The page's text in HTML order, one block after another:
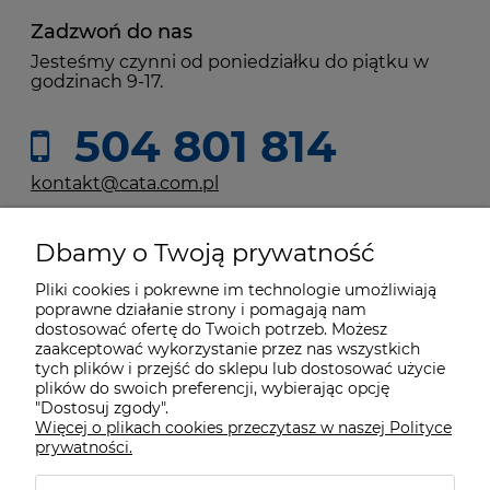
Zadzwoń do nas
Jesteśmy czynni od poniedziałku do piątku w
godzinach 9-17.
504 801 814
kontakt@cata.com.pl
Moje konto
Płatności i dostawa
Informacje
O nas
Dbamy o Twoją prywatność
Pliki cookies i pokrewne im technologie umożliwiają
poprawne działanie strony i pomagają nam
dostosować ofertę do Twoich potrzeb. Możesz
zaakceptować wykorzystanie przez nas wszystkich
tych plików i przejść do sklepu lub dostosować użycie
plików do swoich preferencji, wybierając opcję
"Dostosuj zgody".
Więcej o plikach cookies przeczytasz w naszej Polityce
prywatności.